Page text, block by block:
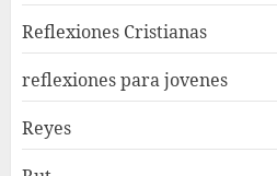
Reflexiones Cristianas
reflexiones para jovenes
Reyes